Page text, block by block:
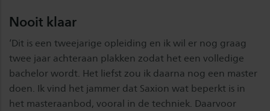
Nooit klaar
‘Dit is een tweejarige opleiding en ik wil er nog graag
twee jaar achteraan plakken zodat het een volledige
bachelor wordt. Het liefst zou ik daarna nog een master
doen. Ik vind het jammer dat Saxion wat beperkt is in
het masteraanbod, vooral in de techniek. Daarvoor